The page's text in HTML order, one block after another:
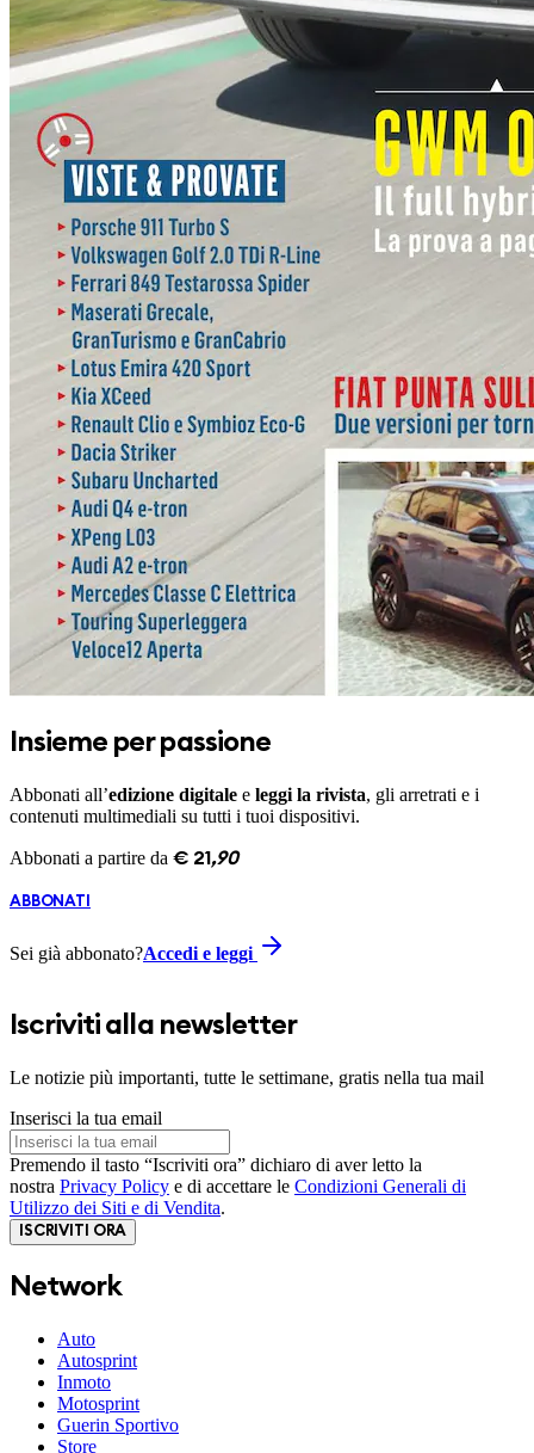
Insieme per passione
Abbonati all’edizione digitale e leggi la rivista, gli arretrati e i
contenuti multimediali su tutti i tuoi dispositivi.
Abbonati a partire da € 21 ,90
ABBONATI
Sei già abbonato?Accedi e leggi
Iscriviti alla newsletter
Le notizie più importanti, tutte le settimane, gratis nella tua mail
Inserisci la tua email
Premendo il tasto “Iscriviti ora” dichiaro di aver letto la
nostra Privacy Policy e di accettare le Condizioni Generali di
Utilizzo dei Siti e di Vendita.
ISCRIVITI ORA
Network
Auto
Autosprint
Inmoto
Motosprint
Guerin Sportivo
Store